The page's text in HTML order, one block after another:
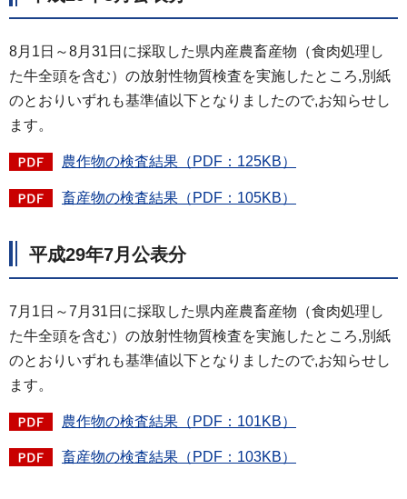
8月1日～8月31日に採取した県内産農畜産物（食肉処理し
た牛全頭を含む）の放射性物質検査を実施したところ,別紙
のとおりいずれも基準値以下となりましたので,お知らせし
ます。
農作物の検査結果（PDF：125KB）
畜産物の検査結果（PDF：105KB）
平成29年7月公表分
7月1日～7月31日に採取した県内産農畜産物（食肉処理し
た牛全頭を含む）の放射性物質検査を実施したところ,別紙
のとおりいずれも基準値以下となりましたので,お知らせし
ます。
農作物の検査結果（PDF：101KB）
畜産物の検査結果（PDF：103KB）